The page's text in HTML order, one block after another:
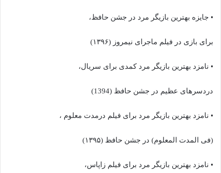
• جایزه بهترین بازیگر مرد در جشن حافظ،
برای بازی در فیلم ماجرای نیمروز (۱۳۹۶)
• نامزد بهترین بازیگر مرد کمدی برای سریال،
دردسرهای عظیم در جشن حافظ (1394)
• نامزد بهترین بازیگر مرد برای فیلم درمدت معلوم ،
(فی المدت المعلوم) در جشن حافظ (۱۳۹۵)
• نامزد بهترین بازیگر مرد برای فیلم زاپاس،